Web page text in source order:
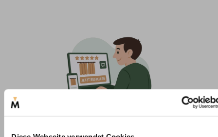
Farben und Verdunklungsgraden den passenden Vorhang